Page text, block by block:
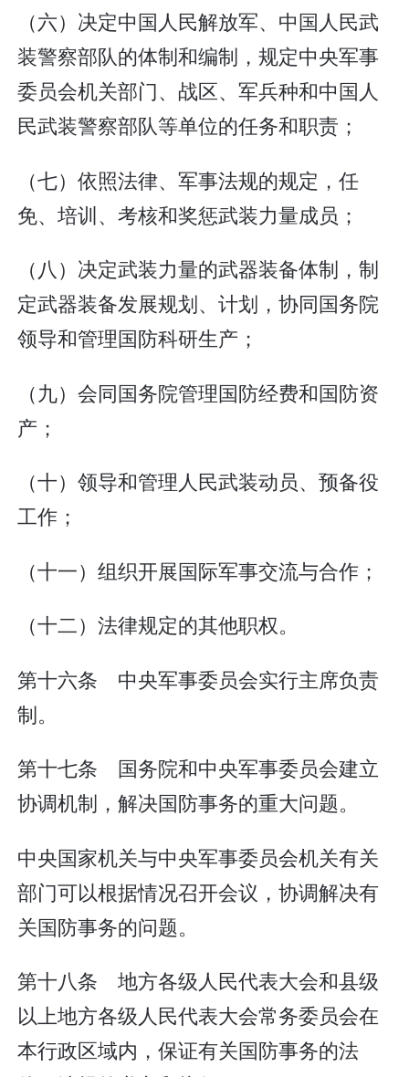
（六）决定中国人民解放军、中国人民武
装警察部队的体制和编制，规定中央军事
委员会机关部门、战区、军兵种和中国人
民武装警察部队等单位的任务和职责；
（七）依照法律、军事法规的规定，任
免、培训、考核和奖惩武装力量成员；
（八）决定武装力量的武器装备体制，制
定武器装备发展规划、计划，协同国务院
领导和管理国防科研生产；
（九）会同国务院管理国防经费和国防资
产；
（十）领导和管理人民武装动员、预备役
工作；
（十一）组织开展国际军事交流与合作；
（十二）法律规定的其他职权。
第十六条 中央军事委员会实行主席负责
制。
第十七条 国务院和中央军事委员会建立
协调机制，解决国防事务的重大问题。
中央国家机关与中央军事委员会机关有关
部门可以根据情况召开会议，协调解决有
关国防事务的问题。
第十八条 地方各级人民代表大会和县级
以上地方各级人民代表大会常务委员会在
本行政区域内，保证有关国防事务的法